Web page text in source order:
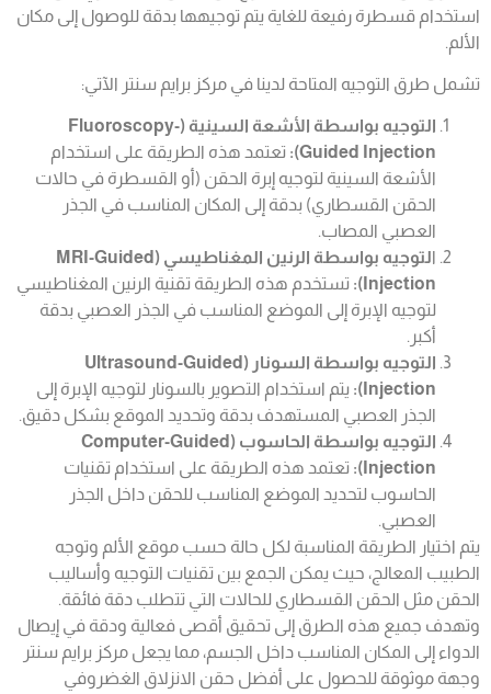
استخدام قسطرة رفيعة للغاية يتم توجيهها بدقة للوصول إلى مكان
الألم.
تشمل طرق التوجيه المتاحة لدينا في مركز برايم سنتر الآتي:
التوجيه بواسطة الأشعة السينية (Fluoroscopy-
Guided Injection):
تعتمد هذه الطريقة على استخدام
الأشعة السينية لتوجيه إبرة الحقن (أو القسطرة في حالات
الحقن القسطاري) بدقة إلى المكان المناسب في الجذر
العصبي المصاب.
لتوجيه بواسطة الرنين المغناطيسي (MRI-Guided
Injection):
تستخدم هذه الطريقة تقنية الرنين المغناطيسي
لتوجيه الإبرة إلى الموضع المناسب في الجذر العصبي بدقة
أكبر.
التوجيه بواسطة السونار (Ultrasound-Guided
Injection):
يتم استخدام التصوير بالسونار لتوجيه الإبرة إلى
الجذر العصبي المستهدف بدقة وتحديد الموقع بشكل دقيق.
التوجيه بواسطة الحاسوب (Computer-Guided
Injection):
تعتمد هذه الطريقة على استخدام تقنيات
الحاسوب لتحديد الموضع المناسب للحقن داخل الجذر
العصبي.
يتم اختيار الطريقة المناسبة لكل حالة حسب موقع الألم وتوجه
الطبيب المعالج، حيث يمكن الجمع بين تقنيات التوجيه وأساليب
الحقن مثل الحقن القسطاري للحالات التي تتطلب دقة فائقة.
وتهدف جميع هذه الطرق إلى تحقيق أقصى فعالية ودقة في إيصال
الدواء إلى المكان المناسب داخل الجسم، مما يجعل مركز برايم سنتر
وجهة موثوقة للحصول على أفضل حقن الانزلاق الغضروفي